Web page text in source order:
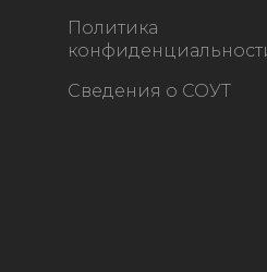
Политика
Сведения о СОУТ